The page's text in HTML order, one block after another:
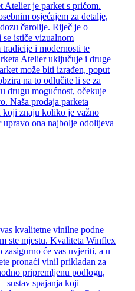
Atelier je parket s pričom.
osjećajem za detalje,
čarolije. Riječ je o
ističe vizualnom
tradicije i modernosti te
Atelier uključuje i druge
može biti izrađen, poput
na to odlučite li se za
drugu mogućnost, očekuje
Naša prodaja parketa
koji znaju koliko je važno
ona najbolje odolijeva
kvalitetne vinilne podne
ste mjestu. Kvaliteta Winflex
će vas uvjeriti, a u
pronaći vinil prikladan za
pripremljenu podlogu,
sustav spajanja koji